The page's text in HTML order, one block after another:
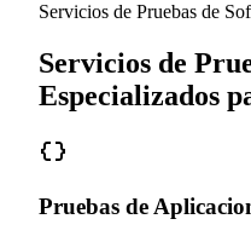
Servicios de Pruebas de
Servicios de
Especializados
Pruebas de